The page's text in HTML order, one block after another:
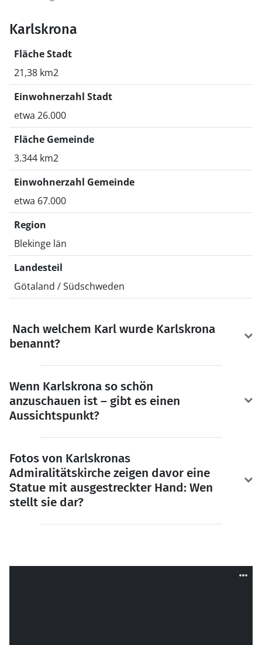
Karlskrona
Fläche Stadt
21,38 km2
Einwohnerzahl Stadt
etwa 26.000
Fläche Gemeinde
3.344 km2
Einwohnerzahl Gemeinde
etwa 67.000
Region
Blekinge län
Landesteil
Götaland / Südschweden
Nach welchem Karl wurde Karlskrona
benannt?
Wenn Karlskrona so schön
anzuschauen ist – gibt es einen
Aussichtspunkt?
Fotos von Karlskronas
Admiralitätskirche zeigen davor eine
Statue mit ausgestreckter Hand: Wen
stellt sie dar?